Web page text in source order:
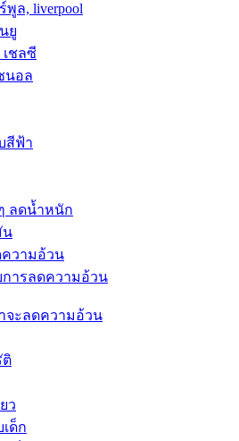
พูล, liverpool
ยู
เชลซี
นอล
สีฟ้า
ลดน้ำหนัก
น
ความอ้วน
การลดความอ้วน
จะลดความอ้วน
ติ
ว
ด็ก